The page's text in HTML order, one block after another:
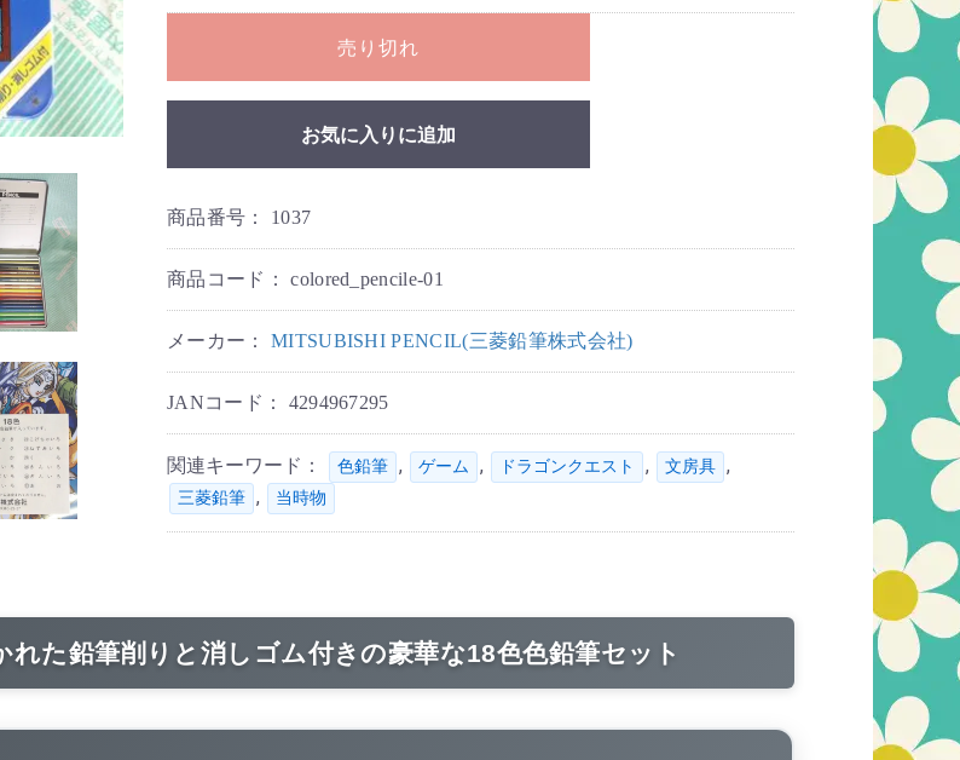
売り切れ
お気に入りに追加
商品番号： 1037
商品コード：colored_pencile-01
メーカー： MITSUBISHI PENCIL(三菱鉛筆株式会社)
JANコード： 4294967295
関連キーワード： 色鉛筆 , ゲーム , ドラゴンクエスト , 文房具 ,
三菱鉛筆 , 当時物
た鉛筆削りと消しゴム付きの豪華な18色色鉛筆セット